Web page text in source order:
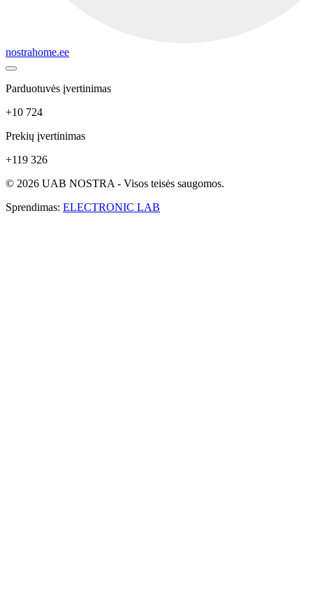
nostrahome.ee
Parduotuvės įvertinimas
+10 724
Prekių įvertinimas
+119 326
© 2026 UAB NOSTRA - Visos teisės saugomos.
Sprendimas: ELECTRONIC LAB